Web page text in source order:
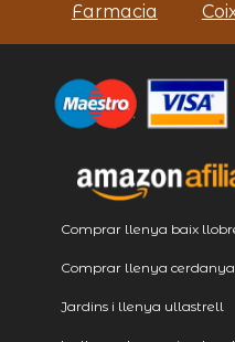
Farmacia
Comprar llenya baix
Comprar llenya cerdanya
Jardins i llenya ullastrell